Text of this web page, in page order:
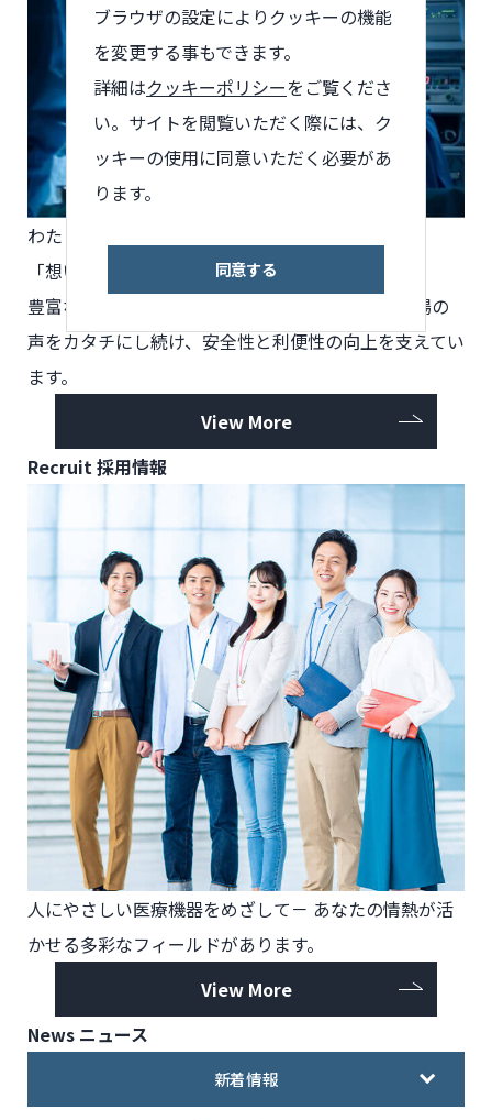
ブラウザの設定によりクッキーの機能
を変更する事もできます。
詳細はクッキーポリシーをご覧くださ
い。サイトを閲覧いただく際には、ク
ッキーの使用に同意いただく必要があ
ります。
同意する
わたしたちが製品づくりで
「想いを実現すること」です。
豊富な知識と経験、確かな技術をもとに、医療現場の
声をカタチにし続け、安全性と利便性の向上を支えてい
ます。
View More
Recruit採用情報
人にやさしい医療機器をめざして－ あなたの情熱が活
かせる多彩なフィールドがあります。
View More
News ニュース
新着情報